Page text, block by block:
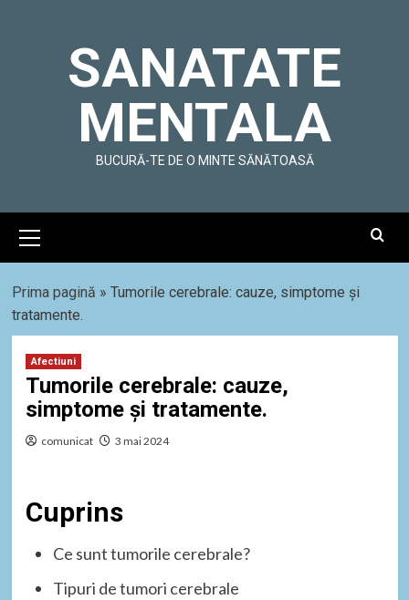
SANATATE
MENTALA
BUCURĂ-TE DE O MINTE SĂNĂTOASĂ
Menu
Prima pagină » Tumorile cerebrale: cauze, simptome și
tratamente.
Afectiuni
Tumorile cerebrale: cauze,
simptome și tratamente.
comunicat 3 mai 2024
Cuprins
Ce sunt tumorile cerebrale?
Tipuri de tumori cerebrale